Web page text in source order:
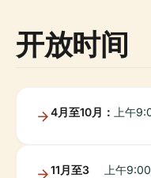
开放时间
4月至10月： 上午
11月至3
上午